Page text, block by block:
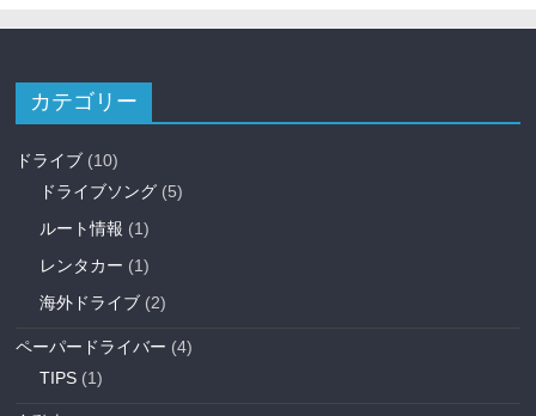
カテゴリー
ドライブ (10)
ドライブソング (5)
ルート情報 (1)
レンタカー (1)
海外ドライブ (2)
ペーパードライバー (4)
TIPS (1)